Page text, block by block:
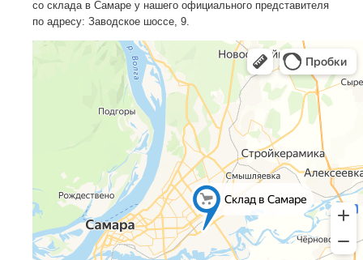
со склада в Самаре у нашего официального представителя
по адресу: Заводское шоссе, 9.